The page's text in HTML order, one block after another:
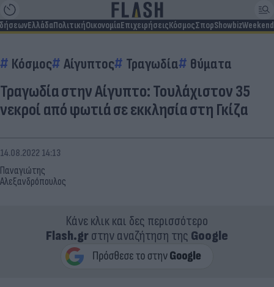
ΕλλάδαΠολιτικήΟικονομίαΕπιχειρήσειςΚόσμοςΣπορShowbizWeekend
Κόσμος Αίγυπτος Τραγωδία θύματα
Τραγωδία στην Αίγυπτο: Τουλάχιστον 35
νεκροί από φωτιά σε εκκλησία στη Γκίζα
Παναγιώτης
Αλεξανδρόπουλος
14.08.2022 14:13
Κάνε κλικ και δες περισσότερο
Flash.grστην αναζήτηση της Google